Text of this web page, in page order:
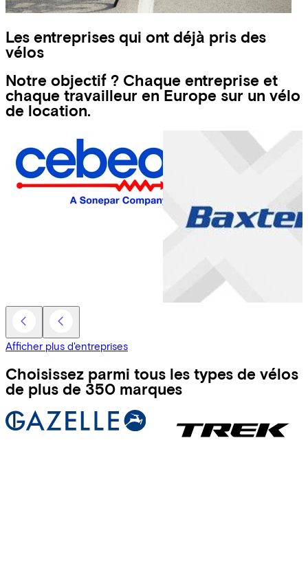
Les entreprises qui ont déjà pris des
vélos
Notre objectif ? Chaque entreprise et
chaque travailleur en Europe sur un vélo
de location.
Afficher plus d'entreprises
Choisissez parmi tous les types de vélos
de plus de 350 marques